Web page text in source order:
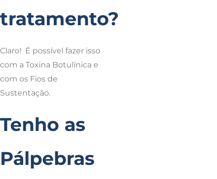
tratamento?
Claro! É possível fazer isso
com a Toxina Botulínica e
com os Fios de
Sustentação.
Tenho as
Pálpebras